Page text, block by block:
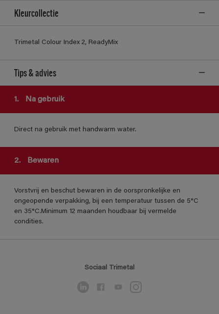
Kleurcollectie
Trimetal Colour Index 2, ReadyMix
Tips & advies
1. Na gebruik
Direct na gebruik met handwarm water.
2. Bewaren
Vorstvrij en beschut bewaren in de oorspronkelijke en
ongeopende verpakking, bij een temperatuur tussen de 5°C
en 35°C.Minimum 12 maanden houdbaar bij vermelde
condities.
Sociaal Trimetal